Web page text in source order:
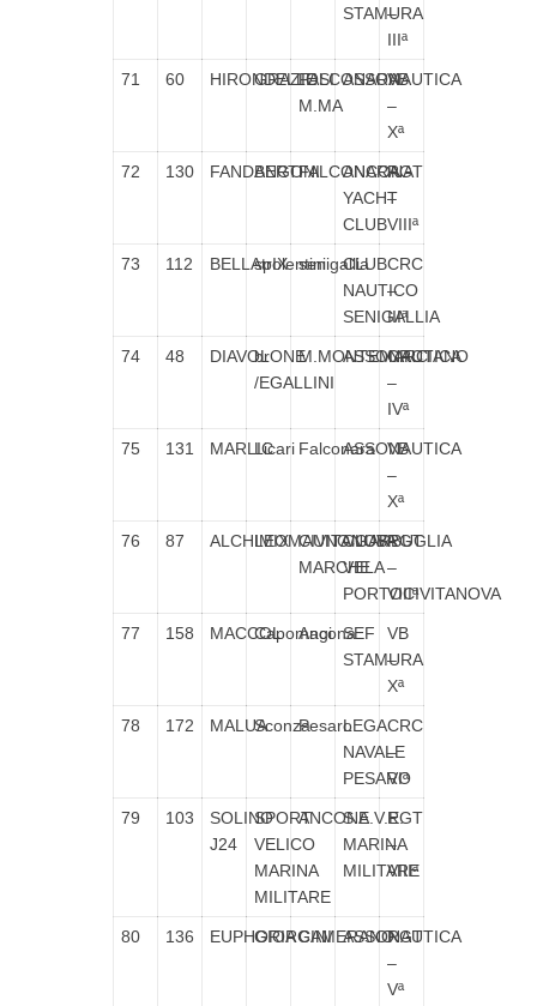
STAMURA
–
IIIª
71 60 HIRONDELLE
GRAZIOSIFALCONARA
M.MA
ASSONAUTICA
VB
–
Xª
72 130 FANDANGO
BERTINIFALCONARA
ANCONA
YACHT
CLUB
RGT
–
VIIIª
73 112 BELLAtrIXspolentinisenigallia
CLUB
NAUTICO
SENIGALLIA
CRC
–
IIIª
74 48 DIAVOLONE
br
/EGALLINI
M.MONTEMARCIANO
ASSONAUTICA
CRC
–
IVª
75 131 MARLICLicari FalconaraASSONAUTICA
VB
–
Xª
76 87 ALCHIMIXLEOMAUNO/GARBUGLIA
CIVITANOVA
MARCHE
CLUB
VELA
PORTOCIVITANOVA
RGT
–
VIIIª
77 158 MACCOLCapomagi
AnconaSEF
STAMURA
VB
–
Xª
78 172 MALUASconzaPesaroLEGA
NAVALE
PESARO
CRC
–
VIª
79 103
SOLINO
J24
SPORT
VELICO
MARINA
MILITARE
ANCONAS.E.V.E.
MARINA
MILITARE
RGT
–
VIIIª
80 136 EUPHORIA
GIORGINICAMERANO
ASSONAUTICA
RGT
–
Vª